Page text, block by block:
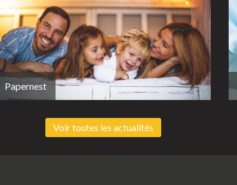
Papernest
Voir toutes les actualités